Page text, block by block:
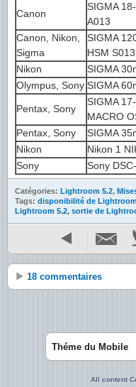
Canon
SIGMA
A013
Canon, Nikon,
Sigma
SIGMA
HSM S013
Nikon
SIGMA
Olympus, Sony SIGMA
Pentax, Sony
SIGMA
MACRO
Pentax, Sony
SIGMA
Nikon
Nikon 1
Sony
Sony
Catégories: Lightroom 5.2,
Tags: disponibilité de
Lightroom 5.2, sortie de
18 commentaires
Théme du Mobile
All content